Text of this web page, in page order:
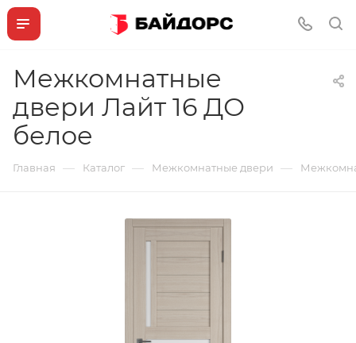
Межкомнатные
двери Лайт 16 ДО
белое
Главная — Каталог — Межкомнатные двери —